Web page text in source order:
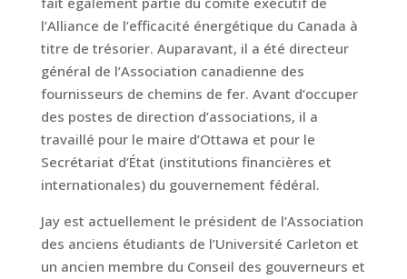
l’Alliance de l’efficacité énergétique du Canada à
titre de trésorier. Auparavant, il a été directeur
général de l’Association canadienne des
fournisseurs de chemins de fer. Avant d’occuper
des postes de direction d’associations, il a
travaillé pour le maire d’Ottawa et pour le
Secrétariat d’État (institutions financières et
internationales) du gouvernement fédéral.
Jay est actuellement le président de l’Association
des anciens étudiants de l’Université Carleton et
un ancien membre du Conseil des gouverneurs et